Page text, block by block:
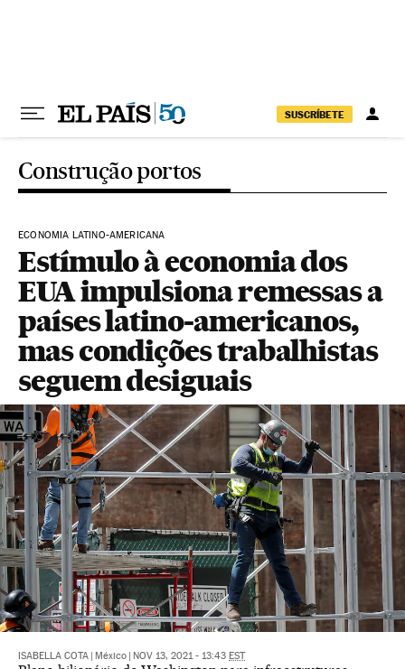
SUSCRÍBETE
Construção portos
ECONOMIA LATINO-AMERICANA
Estímulo à economia dos
EUA impulsiona remessas a
países latino-americanos,
mas condições trabalhistas
seguem desiguais
ISABELLA COTA México NOV 13, 2021 - 13:43 EST